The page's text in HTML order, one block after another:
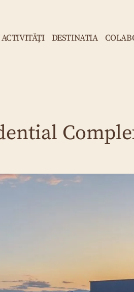
ACTIVITĂȚI DESTINATIA